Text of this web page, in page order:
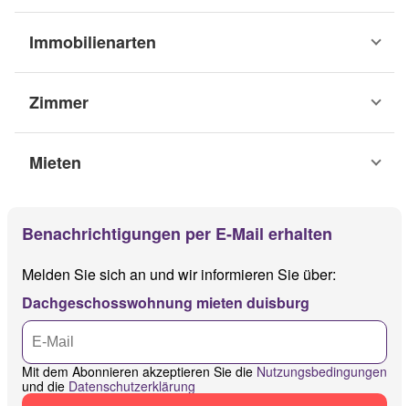
Immobilienarten
Zimmer
Mieten
Benachrichtigungen per E-Mail erhalten
Melden Sie sich an und wir informieren Sie über:
Dachgeschosswohnung mieten duisburg
Mit dem Abonnieren akzeptieren Sie die Nutzungsbedingungen
und die Datenschutzerklärung